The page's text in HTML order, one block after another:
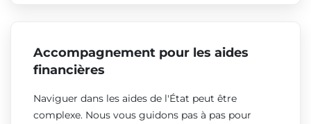
Accompagnement pour les aides
financières
Naviguer dans les aides de l'État peut être
complexe. Nous vous guidons pas à pas pour